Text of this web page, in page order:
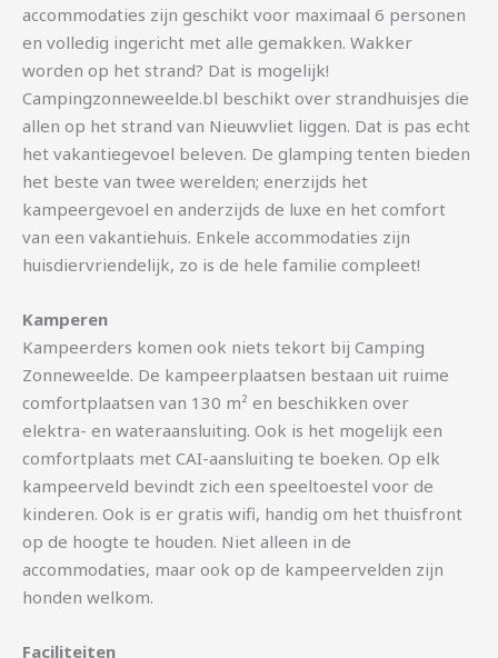
accommodaties zijn geschikt voor maximaal 6 personen
en volledig ingericht met alle gemakken. Wakker
worden op het strand? Dat is mogelijk!
Campingzonneweelde.bl beschikt over strandhuisjes die
allen op het strand van Nieuwvliet liggen. Dat is pas echt
het vakantiegevoel beleven. De glamping tenten bieden
het beste van twee werelden; enerzijds het
kampeergevoel en anderzijds de luxe en het comfort
van een vakantiehuis. Enkele accommodaties zijn
huisdiervriendelijk, zo is de hele familie compleet!
Kamperen
Kampeerders komen ook niets tekort bij Camping
Zonneweelde. De kampeerplaatsen bestaan uit ruime
comfortplaatsen van ​​130 m² en beschikken over
elektra- en wateraansluiting. Ook is het mogelijk een
comfortplaats met CAI-aansluiting te boeken. Op elk
kampeerveld bevindt zich een speeltoestel voor de
kinderen. Ook is er gratis wifi, handig om het thuisfront
op de hoogte te houden. Niet alleen in de
accommodaties, maar ook op de kampeervelden zijn
honden welkom.
Faciliteiten